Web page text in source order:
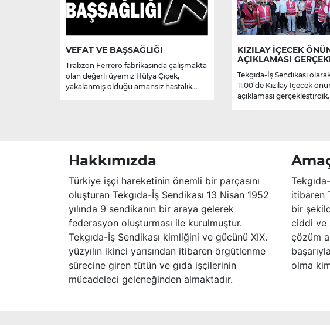
VEFAT VE BAŞSAĞLIĞI
Trabzon Ferrero fabrikasında çalışmakta
olan değerli üyemiz Hülya Çiçek,
yakalanmış olduğu amansız hastalık
KIZILAY İÇECEK
AÇIKLAMASI
Tekgıda-İş Sendikası
11.00’de Kızılay İçecek
açıklaması gerçekleştirdik.
Hakkımızda
Türkiye işçi hareketinin önemli bir parçasını
oluşturan Tekgıda-İş Sendikası 13 Nisan 1952
yılında 9 sendikanın bir araya gelerek
federasyon oluşturması ile kurulmuştur.
Tekgıda-İş Sendikası kimliğini ve gücünü XIX.
yüzyılın ikinci yarısından itibaren örgütlenme
sürecine giren tütün ve gıda işçilerinin
mücadeleci geleneğinden almaktadır.
itibaren
bir
ciddi ve
çözüm
olma